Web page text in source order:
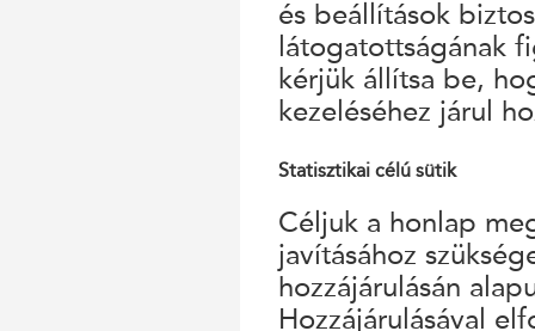
és beállítások
látogatottságának
kérjük állítsa be,
kezeléséhez járul
Statisztikai célú sütik
Céljuk a honlap
javításához
hozzájárulásán
Hozzájárulásával